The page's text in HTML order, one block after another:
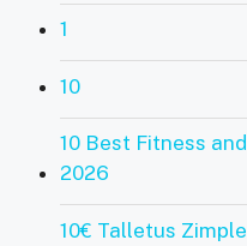
1
10
10 Best Fitness
2026
10€ Talletus